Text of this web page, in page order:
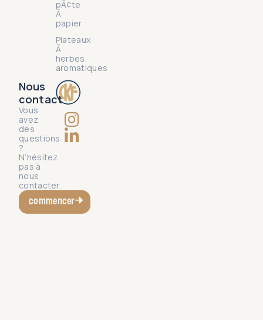
pÃ¢te
Ã
papier
Plateaux
Ã
herbes
aromatiques
Nous
contact
Vous
avez
des
questions
?
N’hésitez
pas à
nous
contacter.
commencer